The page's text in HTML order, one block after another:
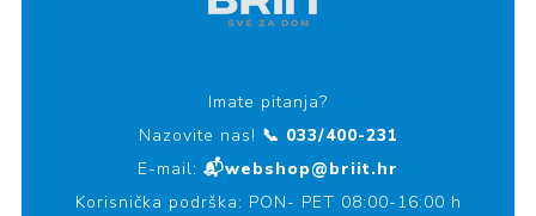
Imate pitanja?
Nazovite nas! 📞 033/400-231
E-mail: 📬webshop@briit.hr
Korisnička podrška: PON- PET 08:00-16:00 h